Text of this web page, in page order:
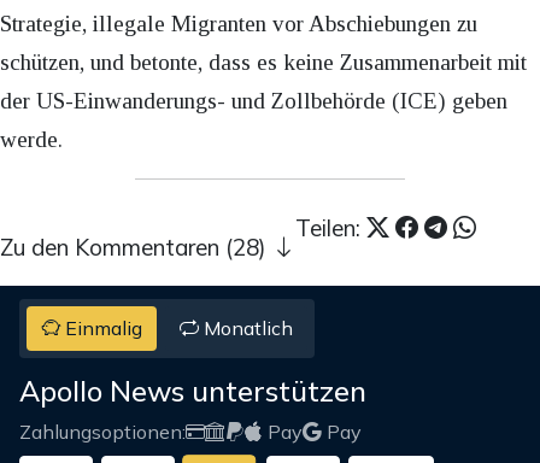
Strategie, illegale Migranten vor Abschiebungen zu
schützen, und betonte, dass es keine Zusammenarbeit mit
der US-Einwanderungs- und Zollbehörde (ICE) geben
werde.
Teilen:
Zu den Kommentaren (28)
Einmalig Monatlich
Apollo News unterstützen
Zahlungsoptionen: Pay
Pay